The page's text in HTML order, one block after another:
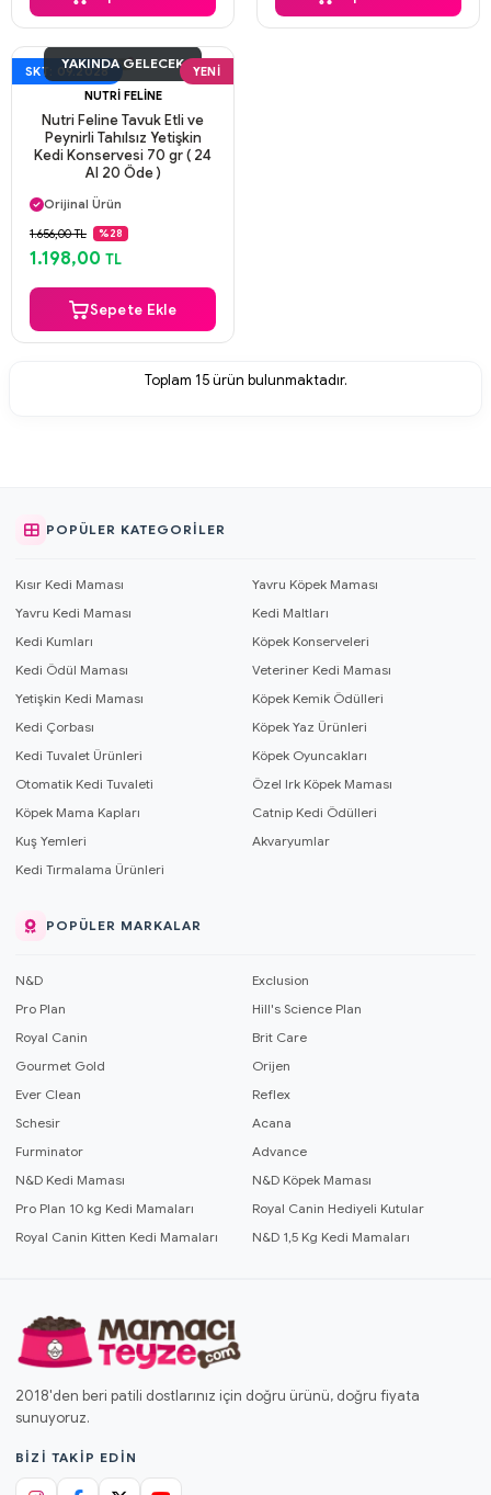
SKT: 09.2028
YAKINDA GELECEK YENI
NUTRI FELINE
Nutri Feline Tavuk Etli ve
Peynirli Tahılsız Yetişkin
Kedi Konservesi 70 gr ( 24
Al 20 Öde )
Aynı Gün Kargo
Orijinal Ürün
Güvenli Ödeme
Aynı Gün Kargo
1.656,00 TL %28
1.198,00 TL
Sepete Ekle
Toplam 15ürün bulunmaktadır.
POPÜLER KATEGORILER
Kısır Kedi Maması
Yavru Köpek Maması
Yavru Kedi Maması
Kedi Maltları
Kedi Kumları
Köpek Konserveleri
Kedi Ödül Maması
Veteriner Kedi Maması
Yetişkin Kedi Maması
Köpek Kemik Ödülleri
Kedi Çorbası
Köpek Yaz Ürünleri
Kedi Tuvalet Ürünleri
Köpek Oyuncakları
Otomatik Kedi Tuvaleti
Özel Irk Köpek Maması
Köpek Mama Kapları
Catnip Kedi Ödülleri
Kuş Yemleri
Akvaryumlar
Kedi Tırmalama Ürünleri
POPÜLER MARKALAR
N&D
Exclusion
Pro Plan
Hill's Science Plan
Royal Canin
Brit Care
Gourmet Gold
Orijen
Ever Clean
Reflex
Schesir
Acana
Furminator
Advance
N&D Kedi Maması
N&D Köpek Maması
Pro Plan 10 kg Kedi Mamaları
Royal Canin Hediyeli Kutular
Royal Canin Kitten Kedi Mamaları
N&D 1,5 Kg Kedi Mamaları
2018'den beri patili dostlarınız için doğru ürünü, doğru fiyata
sunuyoruz.
BIZI TAKIP EDIN